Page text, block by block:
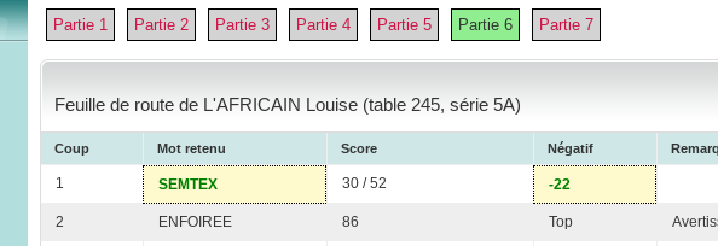
Partie 1 Partie 2 Partie 3 Partie 4 Partie 5 Partie 6 Partie 7
Feuille de route de L'AFRICAIN Louise (table 245, série 5A)
Coup Mot retenu Score Négatif
1 SEMTEX 30 / 52 -22
2 ENFOIREE 86 Top